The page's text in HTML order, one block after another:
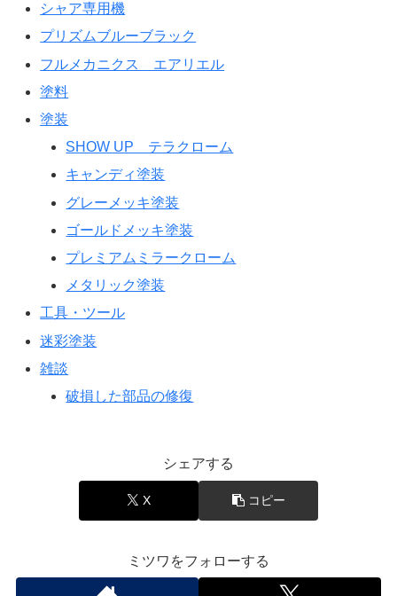
シャア専用機
プリズムブルーブラック
フルメカニクス エアリエル
塗料
塗装
SHOW UP テラクローム
キャンディ塗装
グレーメッキ塗装
ゴールドメッキ塗装
プレミアムミラークローム
メタリック塗装
工具・ツール
迷彩塗装
雑談
破損した部品の修復
シェアする
X コピー
ミツワをフォローする